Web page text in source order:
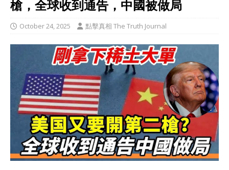
槍，全球收到通告，中國被做局
October 24, 2025 點擊真相 The Truth Journal